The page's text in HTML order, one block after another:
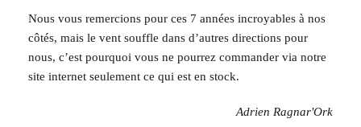
Pardon pour le
dérangement !
Nous vous remercions pour ces 7 années incroyables à nos
côtés, mais le vent souffle dans d’autres directions pour
nous, c’est pourquoi vous ne pourrez commander via notre
site internet seulement ce qui est en stock.
Adrien Ragnar'Ork